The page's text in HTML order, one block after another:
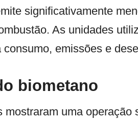
significativamente
As unidades
emissões e
biometano
mostraram uma